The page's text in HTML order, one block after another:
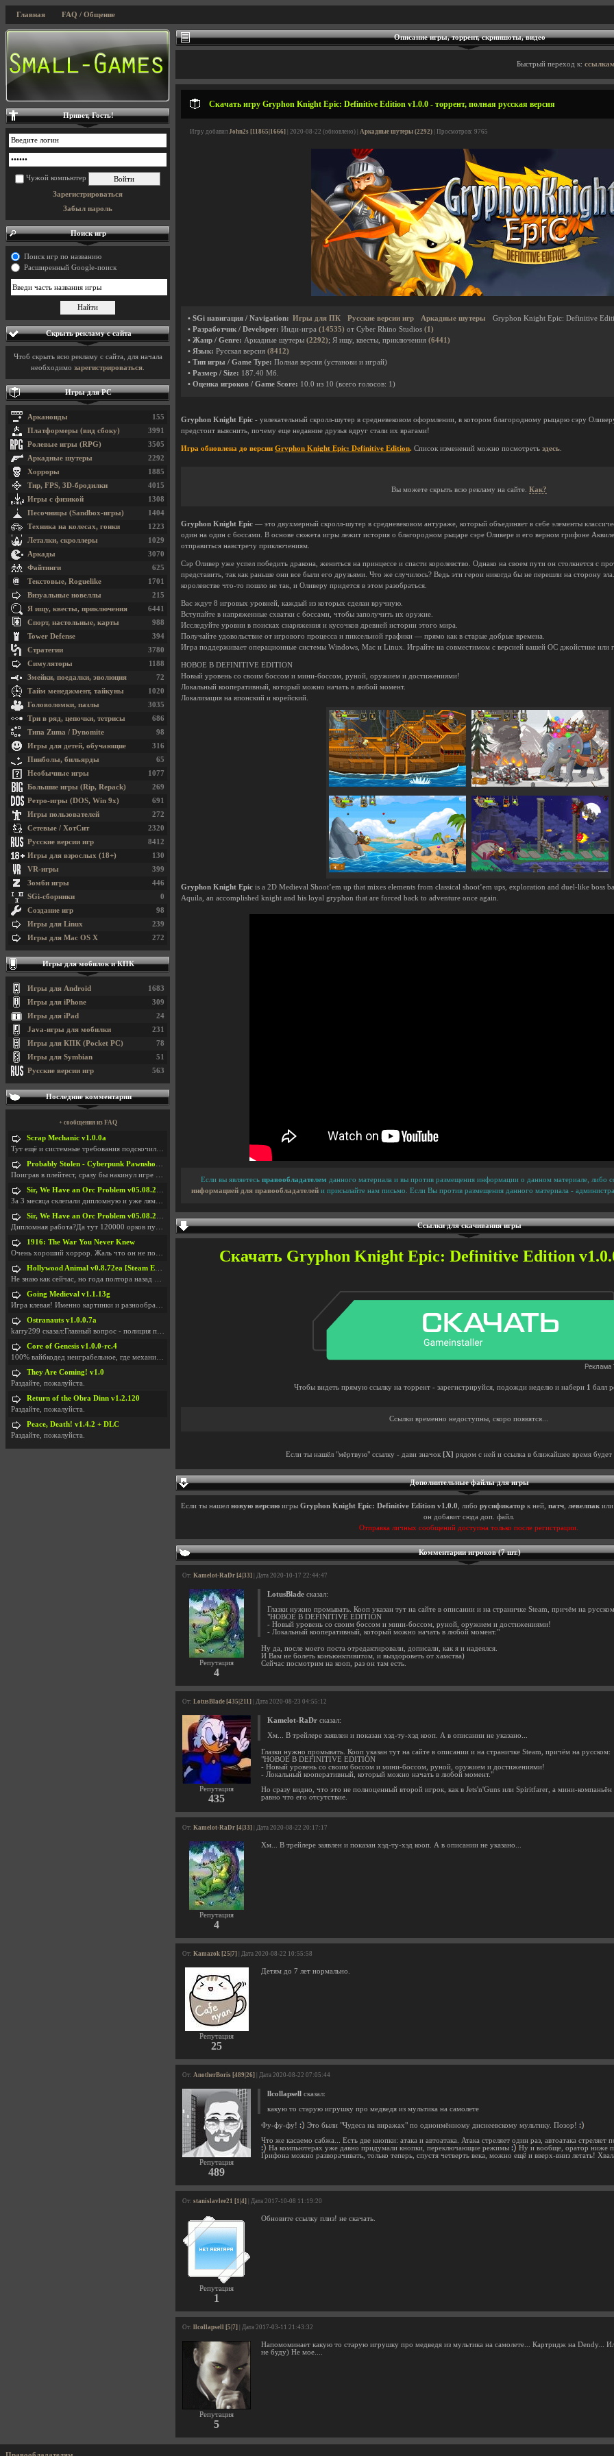
Главная FAQ / Общение
Описание игры, торрент, скриншоты, видео
Быстрый переход к:
Скачать игру Gryphon Knight Epic: Definitive Edition v1.0.0 - торрент, полная русская версия
Игру добавил John2s [11865|1666] | 2020-08-22 (обновлено) | Аркадные шутеры (2292) | Просмотров: 9765
• SGi навигация / Navigation: Игры для ПК Русские версии игр Аркадные шутеры
Gryphon Knight Epic: Definitive
• Разработчик / Developer: Инди-игра (14535) от Cyber Rhino Studios (1)
• Жанр / Genre: Аркадные шутеры (2292); Я ищу, квесты, приключения (6441)
• Язык: Русская версия (8412)
• Тип игры / Game Type: Полная версия (установи и играй)
• Размер / Size: 187.40 Мб.
• Оценка игроков / Game Score: 10.0 из 10 (всего голосов: 1 )
Gryphon Knight Epic - увлекательный скролл-шутер в средневековом оформлении, в котором благородному рыцарю сэру
предстоит выяснить, почему еще недавние друзья вдруг стали их врагами!
Игра обновлена до версии Gryphon Knight Epic: Definitive Edition. Список изменений можно посмотреть здесь
Вы можете скрыть всю рекламу на сайте. Как?
Gryphon Knight Epic — это двухмерный скролл-шутер в средневековом антураже, который объединяет в себе элементы
один на один с боссами. В основе сюжета игры лежит история о благородном рыцаре сэре Оливере и его верном грифоне
отправиться навстречу приключениям.
Сэр Оливер уже успел победить дракона, жениться на принцессе и спасти королевство. Однако на своем пути он столкнется с
представить, так как раньше они все были его друзьями. Что же случилось? Ведь эти герои никогда бы не перешли на сторону
королевстве что-то пошло не так, и Оливеру придется в этом разобраться.
Вас ждут 8 игровых уровней, каждый из которых сделан вручную.
Вступайте в напряженные схватки с боссами, чтобы заполучить их оружие.
Исследуйте уровни в поисках снаряжения и кусочков древней истории этого мира.
Получайте удовольствие от игрового процесса и пиксельной графики — прямо как в старые добрые времена.
Игра поддерживает операционные системы Windows, Mac и Linux. Играйте на совместимом с версией вашей ОС джойстике или
НОВОЕ В DEFINITIVE EDITION
Новый уровень со своим боссом и мини-боссом, руной, оружием и достижениями!
Локальный кооперативный, который можно начать в любой момент.
Локализация на японский и корейский.
Gryphon Knight Epic is a 2D Medieval Shoot’em up that mixes elements from classical shoot’em ups, exploration and duel-like boss
Aquila, an accomplished knight and his loyal gryphon that are forced back to adventure once again.
Если вы являетесь правообладателем данного материала и вы против размещения информации о данном материале, либо
информацией для правообладателей и присылайте нам письмо. Если Вы против размещения данного материала -
Ссылки для скачивания игры
Скачать Gryphon Knight Epic: Definitive Edition
Чтобы видеть прямую ссылку на торрент - зарегистрируйся, подожди неделю и набери 1 балл
Ссылки временно недоступны, скоро появятся...
Если ты нашёл "мёртвую" ссылку - дави значок [X] рядом с ней и ссылка в ближайшее время будет
Дополнительные файлы для игры
Если ты нашел новую версию игры Gryphon Knight Epic: Definitive Edition v1.0.0 , либо русификатор к ней, патч левелпак или
он добавит сюда доп. файл.
Отправка личных сообщений доступна только после регистрации.
Комментарии игроков (7 шт.)
От: Kamelot-RaDr [4|33] | Дата 2020-10-17 22:44:47
Репутация
4
LotusBlade сказал:
Глазки нужно промывать. Кооп указан тут на сайте в описании и на страничке Steam, причём на
"НОВОЕ В DEFINITIVE EDITION
- Новый уровень со своим боссом и мини-боссом, руной, оружием и достижениями!
- Локальный кооперативный, который можно начать в любой момент."
Ну да, после моего поста отредактировали, дописали, как я и надеялся.
И Вам не болеть конъюнктивитом, и выздороветь от хамства)
Сейчас посмотрим на кооп, раз он там есть.
От: LotusBlade [435|211] | Дата 2020-08-23 04:55:12
Репутация
435
Kamelot-RaDr сказал:
Хм... В трейлере заявлен и показан хэд-ту-хэд кооп. А в описании не указано...
Глазки нужно промывать. Кооп указан тут на сайте в описании и на страничке Steam, причём на русском:
"НОВОЕ В DEFINITIVE EDITION
- Новый уровень со своим боссом и мини-боссом, руной, оружием и достижениями!
- Локальный кооперативный, который можно начать в любой момент."
Но сразу видно, что это не полноценный второй игрок, как в Jets'n'Guns или Spiritfarer, а мини-
равно что его отсутствие.
От: Kamelot-RaDr [4|33] | Дата 2020-08-22 20:17:17
Репутация
4
Хм... В трейлере заявлен и показан хэд-ту-хэд кооп. А в описании не указано...
От: Kamazok [25|7] | Дата 2020-08-22 10:55:58
Репутация
25
Детям до 7 лет нормально.
От: AnotherBoris [489|26] | Дата 2020-08-22 07:05:44
Репутация
489
llcollapsell сказал:
какую то старую игрушку про медведя из мультика на самолете
Фу-фу-фу!
Это были "Чудеса на виражах" по одноимённому диснеевскому мультику. Позор!
Что же касаемо сабжа... Есть две кнопки: атака и автоатака. Атака стреляет один раз, автоатака стреляет
На компьютерах уже давно придумали кнопки, переключающие режимы
Ну и вообще, оратор ниже
Грифона можно разворачивать, только теперь, спустя четверть века, можно ещё и вверх-вниз летать!
От: stanislavlee21 [1|4] | Дата 2017-10-08 11:19:20
Репутация
1
Обновите ссылку плиз! не скачать.
От: llcollapsell [5|7] | Дата 2017-03-11 21:43:32
Репутация
5
Напомоминает какую то старую игрушку про медведя из мультика на самолете... Картридж на Dendy...
не буду) Не мое....
Привет, Гость!
Чужой компьютер
Зарегистрироваться
Забыл пароль
Поиск игр
Поиск игр по названию
Расширенный Google-поиск
Скрыть рекламу с сайта
Чтоб скрыть всю рекламу с сайта, для начала
необходимо зарегистрироваться
Игры для PC
155
Арканоиды
3991
Платформеры (вид сбоку)
3505
Ролевые игры (RPG)
2292
Аркадные шутеры
1885
Хорроры
4015
Тир, FPS, 3D-бродилки
1308
Игры с физикой
1404
Песочницы (Sandbox-игры)
1223
Техника на колесах, гонки
1029
Леталки, скроллеры
3070
Аркады
625
Файтинги
1701
Текстовые, Roguelike
215
Визуальные новеллы
6441
Я ищу, квесты, приключения
988
Спорт, настольные, карты
394
Tower Defense
3780
Стратегии
1188
Симуляторы
72
Змейки, поедалки, эволюция
1020
Тайм менеджмент, тайкуны
3035
Головоломки, пазлы
686
Три в ряд, цепочки, тетрисы
98
Типа Zuma / Dynomite
316
Игры для детей, обучающие
65
Пинболы, бильярды
1077
Необычные игры
269
Большие игры (Rip, Repack)
691
Ретро-игры (DOS, Win 9x)
272
Игры пользователей
2320
Сетевые / ХотСит
8412
Русские версии игр
130
Игры для взрослых (18+)
399
VR-игры
446
Зомби игры
0
SGi-сборники
98
Создание игр
239
Игры для Linux
272
Игры для Mac OS X
Игры для мобилок и КПК
1683
Игры для Android
309
Игры для iPhone
24
Игры для iPad
231
Java-игры для мобилки
78
Игры для КПК (Pocket PC)
51
Игры для Symbian
563
Русские версии игр
Последние комментарии
+ сообщения из FAQ
Scrap Mechanic v1.0.0a
Тут ещё и системные требования подскочили. Если не
Probably Stolen - Cyberpunk Pawnshop Simulator v048c [Playtest]
Поиграв в плейтест, сразу бы накинул игре наивысши
Sir, We Have an Orc Problem v05.08.2026
За 3 месяца склепали дипломную и уже лям двести ба
Sir, We Have an Orc Problem v05.08.2026
Дипломная работа?Да тут 120000 орков путь выбирают
1916: The War You Never Knew
Очень хороший хоррор. Жаль что он не получил должн
Hollywood Animal v0.8.72ea [Steam Early Access]
Не знаю как сейчас, но года полтора назад игра был
Going Medieval v1.1.13g
Игра клевая! Именно картинки и разнообразия в стро
Ostranauts v1.0.0.7a
karry299 сказал:Главный вопрос - полиция по-прежне
Core of Genesis v1.0.0-rc.4
100% вайбкодед неиграбельное, где механики знает т
They Are Coming! v1.0
Раздайте, пожалуйста.
Return of the Obra Dinn v1.2.120
Раздайте, пожалуйста.
Peace, Death! v1.4.2 + DLC
Раздайте, пожалуйста.